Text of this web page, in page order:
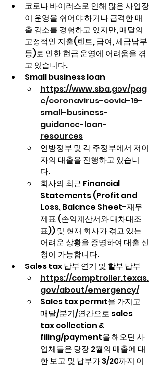
코로나 바이러스로 인해 많은 사업장
이 운영을 쉬어야 하거나 급격한 매
출 감소를 경험하고 있지만, 매달의
고정적인 지출(렌트, 급여, 세금납부
등)로 인한 현금 운영에 어려움을 겪
고 있습니다.
Small business loan
https://www.sba.gov/pag
e/coronavirus-covid-19-
small-business-
guidance-loan-
resources
연방정부 및 각 주정부에서 저이
자의 대출을 진행하고 있습니
다.
회사의 최근 Financial
Statements (Profit and
Loss, Balance Sheet-재무
제표 (손익계산서와 대차대조
표)) 및 현재 회사가 겪고 있는
어려운 상황을 증명하여 대출 신
청이 가능합니다.
Sales tax 납부 연기 및 할부 납부
https://comptroller.texas.
gov/about/emergency/
Sales tax permit을 가지고
매달/분기/연간으로 sales
tax collection &
filing/payment을 해오던 사
업체들은 당장 2월의 매출에 대
한 보고 및 납부가 3/20까지 이